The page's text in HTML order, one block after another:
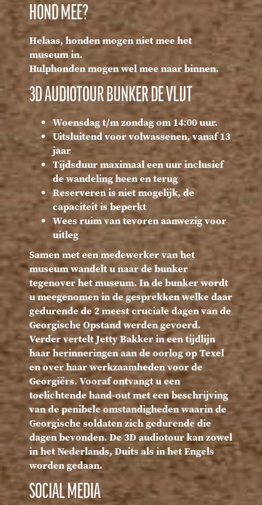
HOND MEE?
Helaas, honden mogen niet mee het
museum in.
Hulphonden mogen wel mee naar binnen.
3D AUDIOTOUR BUNKER DE VLIJT
Woensdag t/m zondag om 14:00 uur.
Uitsluitend voor volwassenen, vanaf 13
jaar
Tijdsduur maximaal een uur inclusief
de wandeling heen en terug
Reserveren is niet mogelijk, de
capaciteit is beperkt
Wees ruim van tevoren aanwezig voor
uitleg
Samen met een medewerker van het
museum wandelt u naar de bunker
tegenover het museum. In de bunker wordt
u meegenomen in de gesprekken welke daar
gedurende de 2 meest cruciale dagen van de
Georgische Opstand werden gevoerd.
Verder vertelt Jetty Bakker in een tijdlijn
haar herinneringen aan de oorlog op Texel
en over haar werkzaamheden voor de
Georgiërs. Vooraf ontvangt u een
toelichtende hand-out met een beschrijving
van de penibele omstandigheden waarin de
Georgische soldaten zich gedurende die
dagen bevonden. De 3D audiotour kan zowel
in het Nederlands, Duits als in het Engels
worden gedaan.
SOCIAL MEDIA